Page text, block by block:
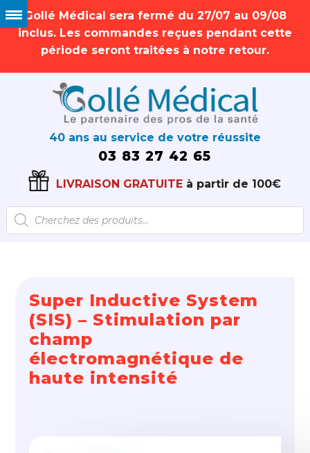
Gollé Médical sera fermé du 27/07 au 09/08
inclus. Les commandes reçues pendant cette
période seront traitées à notre retour.
40 ans au service de votre réussite
03 83 27 42 65
LIVRAISON GRATUITE à partir de 100€
Recherche
de
produits
Super Inductive System
(SIS) – Stimulation par
champ
électromagnétique de
haute intensité